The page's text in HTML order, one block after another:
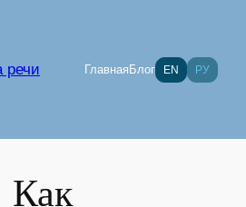
речи ГлавнаяБлог EN РУ
Как